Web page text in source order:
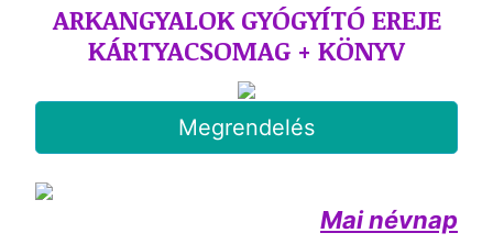
ARKANGYALOK GYÓGYÍTÓ EREJE
KÁRTYACSOMAG + KÖNYV
Megrendelés
Mai névnap